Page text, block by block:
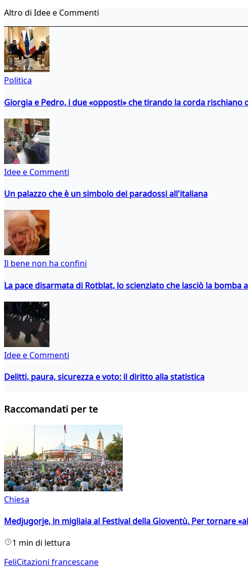
Altro di Idee e Commenti
Politica
Giorgia e Pedro, i due «opposti» che tirando la corda rischiano
Idee e Commenti
Un palazzo che è un simbolo dei paradossi all'italiana
Il bene non ha confini
La pace disarmata di Rotblat, lo scienziato che lasciò la bomba
Idee e Commenti
Delitti, paura, sicurezza e voto: il diritto alla statistica
Raccomandati per te
Chiesa
Medjugorje, in migliaia al Festival della Gioventù. Per tornare
1 min di lettura
FeliCitazioni francescane